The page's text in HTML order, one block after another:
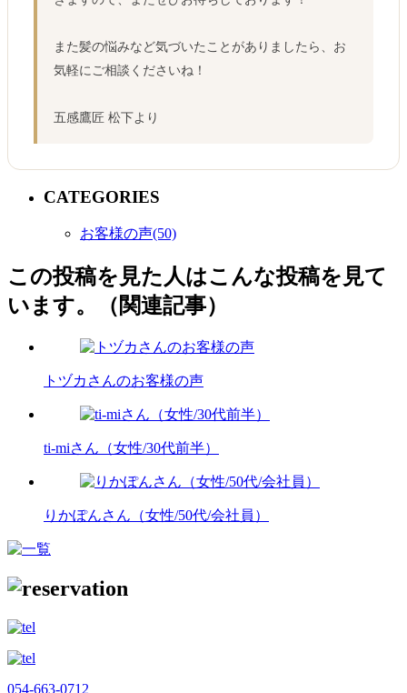
また髪の悩みなど気づいたことがありましたら、お
気軽にご相談くださいね！
五感鷹匠 松下より
CATEGORIES
お客様の声(50)
この投稿を見た人はこんな投稿を見て
います。（関連記事）
トヅカさんのお客様の声
ti-miさん（女性/30代前半）
りかぽんさん（女性/50代/会社員）
054-663-0712